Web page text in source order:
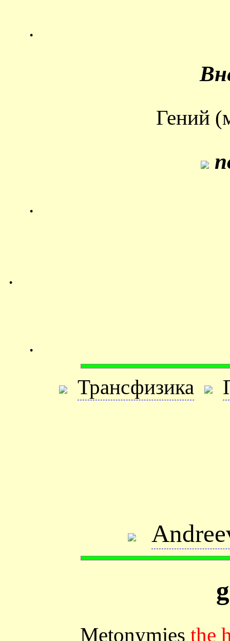
.
Гений
.
.
.
Трансфизика
Metonymies the